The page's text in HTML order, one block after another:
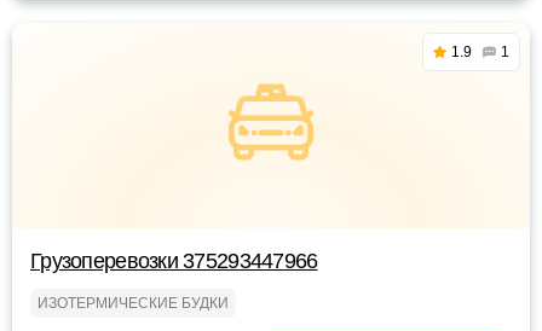
1.9 1
Грузоперевозки 375293447966
ИЗОТЕРМИЧЕСКИЕ БУДКИ